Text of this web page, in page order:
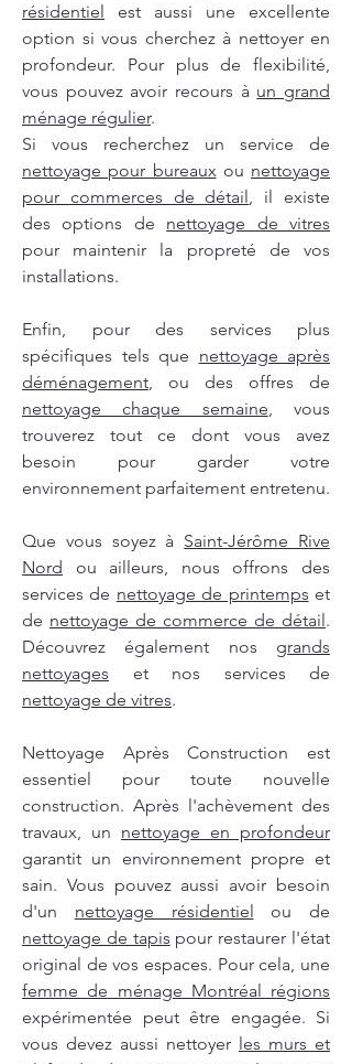
résidentiel est aussi une excellente
option si vous cherchez à nettoyer en
profondeur. Pour plus de flexibilité,
vous pouvez avoir recours à un grand
ménage régulier.
Si vous recherchez un service de
nettoyage pour bureauxou nettoyage
pour commerces de détail, il existe
des options de nettoyage de vitres
pour maintenir la propreté de vos
installations.
Enfin, pour des services plus
spécifiques tels que nettoyage après
déménagement, ou des offres de
nettoyage chaque semaine, vous
trouverez tout ce dont vous avez
besoin pour garder votre
environnement parfaitement entretenu.
Que vous soyez à Saint-Jérôme Rive
Nord ou ailleurs, nous offrons des
services de nettoyage de printemps et
de nettoyage de commerce de détail.
Découvrez également nos grands
nettoyages et nos services de
nettoyage de vitres.
Nettoyage Après Construction est
essentiel pour toute nouvelle
construction. Après l'achèvement des
travaux, un nettoyage en profondeur
garantit un environnement propre et
sain. Vous pouvez aussi avoir besoin
d'un nettoyage résidentiel ou de
nettoyage de tapis pour restaurer l'état
original de vos espaces. Pour cela, une
femme de ménage Montréal régions
expérimentée peut être engagée. Si
vous devez aussi nettoyer les murs et